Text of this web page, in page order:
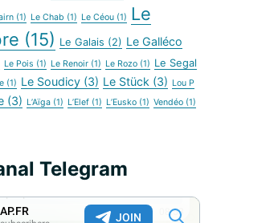
(1) Le Chab (1) Le Céou (1)
Le
(15) Le Galais (2) Le Galléco
Le Pois (1) Le Renoir (1) Le Rozo (1) Le Segal
(1) Le Soudicy (3) Le Stück (3) Lou P
(3) L’Aïga (1) L’Elef (1) L’Eusko (1) Vendéo (1)
Telegram